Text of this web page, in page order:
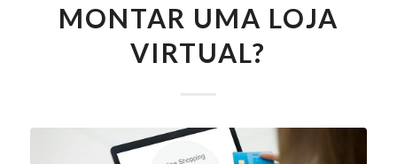
MONTAR UMA LOJA
VIRTUAL?